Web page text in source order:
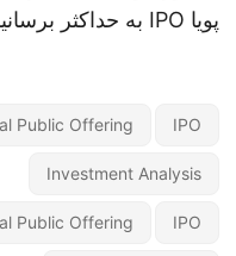
پویا IPO به حداکثر برسانید.
IPO
Public Offering
Investment Analysis
IPO
Public Offering